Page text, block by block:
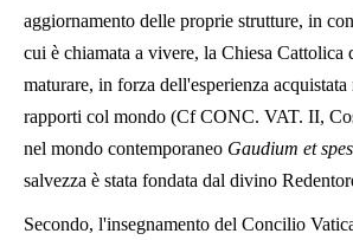
aggiornamento delle proprie strutture, in
cui è chiamata a vivere, la Chiesa Cattolica
maturare, in forza dell'esperienza
rapporti col mondo (Cf CONC. VAT. II,
nel mondo contemporaneo Gaudium et spes
salvezza è stata fondata dal divino
Secondo, l'insegnamento del Concilio